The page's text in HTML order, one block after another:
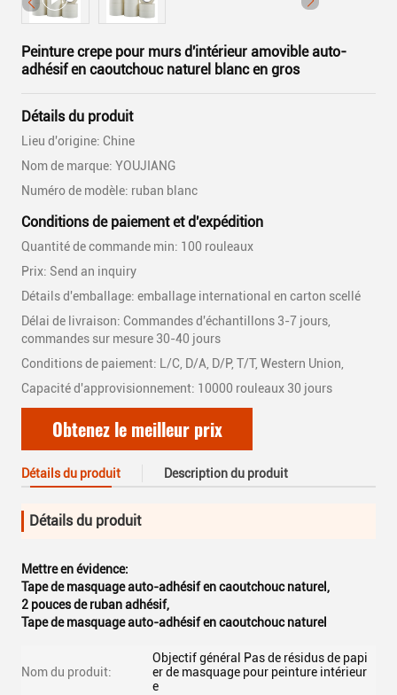
Peinture crepe pour murs d'intérieur amovible auto-
adhésif en caoutchouc naturel blanc en gros
Détails du produit
Lieu d'origine: Chine
Nom de marque: YOUJIANG
Numéro de modèle: ruban blanc
Conditions de paiement et d'expédition
Quantité de commande min: 100 rouleaux
Prix: Send an inquiry
Détails d'emballage: emballage international en carton scellé
Délai de livraison: Commandes d'échantillons 3-7 jours,
commandes sur mesure 30-40 jours
Conditions de paiement: L/C, D/A, D/P, T/T, Western Union,
Capacité d'approvisionnement: 10000 rouleaux 30 jours
Obtenez le meilleur prix
Détails du produit Description du produit
Détails du produit
Mettre en évidence:
Tape de masquage auto-adhésif en caoutchouc naturel,
2 pouces de ruban adhésif,
Tape de masquage auto-adhésif en caoutchouc naturel
Nom du produit:
Objectif général Pas de résidus de papi
er de masquage pour peinture intérieur
e